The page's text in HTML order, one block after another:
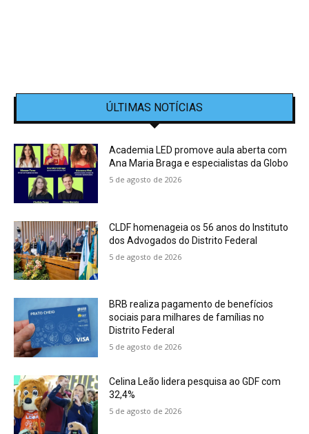
ÚLTIMAS NOTÍCIAS
Academia LED promove aula aberta com
Ana Maria Braga e especialistas da Globo
5 de agosto de 2026
CLDF homenageia os 56 anos do Instituto
dos Advogados do Distrito Federal
5 de agosto de 2026
BRB realiza pagamento de benefícios
sociais para milhares de famílias no
Distrito Federal
5 de agosto de 2026
Celina Leão lidera pesquisa ao GDF com
32,4%
5 de agosto de 2026